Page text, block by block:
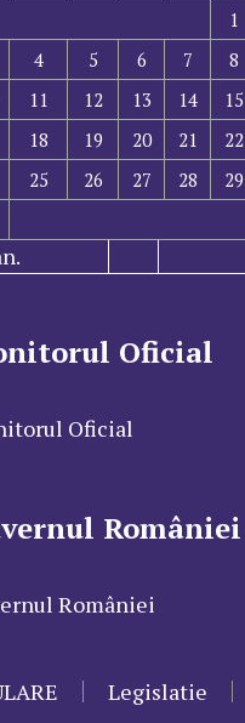
1
4 5 6 7 8
11 12 13 14 15
18 19 20 21 22
25 26 27 28 29
Oficial
Oficial
României
României
Legislatie